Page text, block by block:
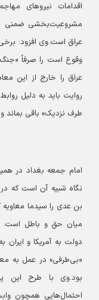
اقدامات نیروهای
مشروعیت‌بخشی ضمنی به
عراق است.وی افزود: برخی
وقوع است را صرفاً «جنگ
عراق را خارج از این
روایت باید به دلیل
طرف نزدیک» باقی بماند و
امام جمعه بغداد در
نگاه شبیه آن است که
بن عدی را سیدما معاویه
میان حق و باطل است.
دولت به آمریکا و ایران
«بی‌طرفی» در عمل به
بود.وی با طرح این
احتمال‌هایی همچون